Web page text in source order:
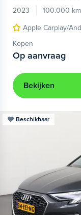
2023
100.000 km
Apple Carplay/
Kopen
Op aanvraag
Bekijken
Beschikbaar